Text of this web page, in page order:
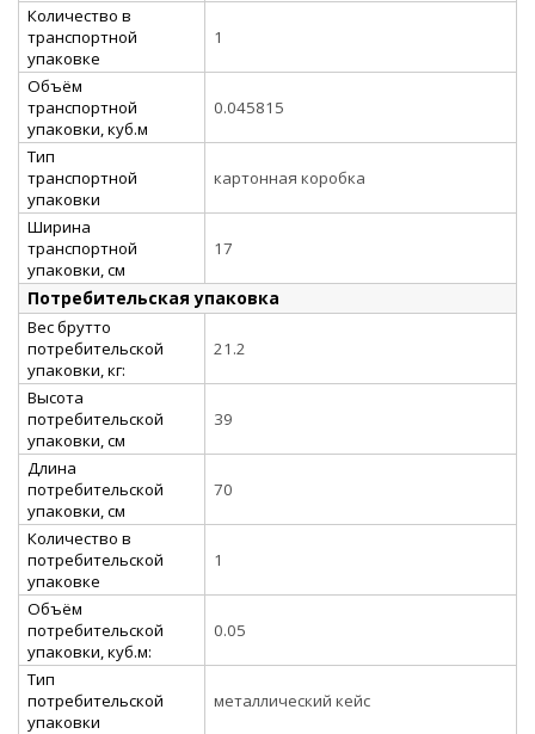
Количество в
транспортной
упаковке
1
Объём
транспортной
упаковки, куб.м
0.045815
Тип
транспортной
упаковки
картонная коробка
Ширина
транспортной
упаковки, см
17
Потребительская упаковка
Вес брутто
потребительской
упаковки, кг:
21.2
Высота
потребительской
упаковки, см
39
Длина
потребительской
упаковки, см
70
Количество в
потребительской
упаковке
1
Объём
потребительской
упаковки, куб.м:
0.05
Тип
потребительской
упаковки
металлический кейс